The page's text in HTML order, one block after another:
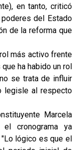
en tanto, criticó
del Estado
de la reforma que
más activo frente
ha habido un rol
se trata de influir
legisle al respecto
Marcela
cronograma ya
lógico es que el